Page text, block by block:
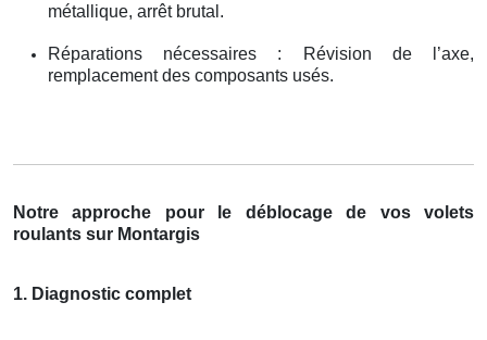
métallique, arrêt brutal.
Réparations nécessaires : Révision de l’axe,
remplacement des composants usés.
Notre approche pour le déblocage de vos volets
roulants sur Montargis
1. Diagnostic complet